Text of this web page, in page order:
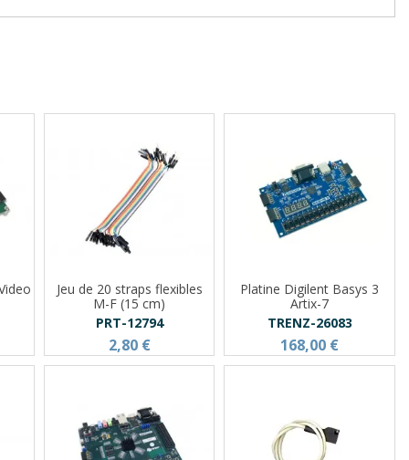
Jeu de 20 straps flexibles
M-F (15 cm)
PRT-12794
2,80 €
Platine Digilent Basys 3
Artix-7
TRENZ-26083
168,00 €